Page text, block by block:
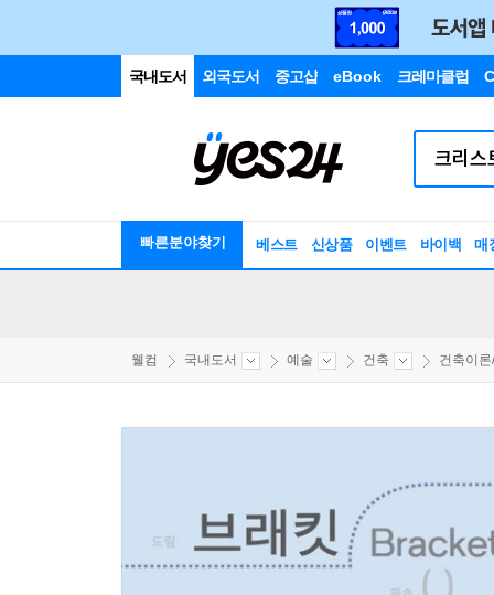
국내도서 외국도서 중고샵 eBook 크레마클럽
빠른분야찾기 베스트 신상품 이벤트 바이백 매
웰컴 국내도서 예술 건축 건축이